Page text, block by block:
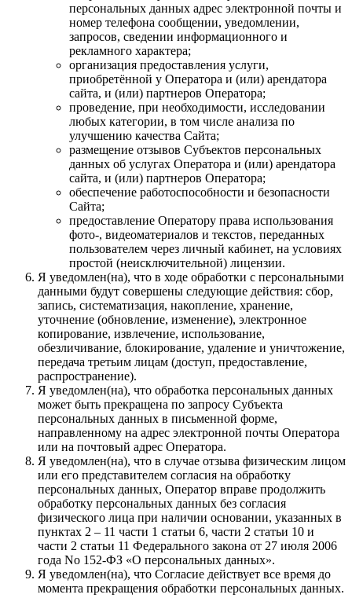
персональных данных адрес электронной почты и
номер телефона сообщении, уведомлении,
запросов, сведении информационного и
рекламного характера;
организация предоставления услуги,
приобретённой у Оператора и (или) арендатора
сайта, и (или) партнеров Оператора;
проведение, при необходимости, исследовании
любых категории, в том числе анализа по
улучшению качества Сайта;
размещение отзывов Субъектов персональных
данных об услугах Оператора и (или) арендатора
сайта, и (или) партнеров Оператора;
обеспечение работоспособности и безопасности
Сайта;
предоставление Оператору права использования
фото-, видеоматериалов и текстов, переданных
пользователем через личный кабинет, на условиях
простой (неисключительной) лицензии.
Я уведомлен(на), что в ходе обработки с персональными
данными будут совершены следующие действия: сбор,
запись, систематизация, накопление, хранение,
уточнение (обновление, изменение), электронное
копирование, извлечение, использование,
обезличивание, блокирование, удаление и уничтожение,
передача третьим лицам (доступ, предоставление,
распространение).
Я уведомлен(на), что обработка персональных данных
может быть прекращена по запросу Субъекта
персональных данных в письменной форме,
направленному на адрес электронной почты Оператора
или на почтовый адрес Оператора.
Я уведомлен(на), что в случае отзыва физическим лицом
или его представителем согласия на обработку
персональных данных, Оператор вправе продолжить
обработку персональных данных без согласия
физического лица при наличии основании, указанных в
пунктах 2 – 11 части 1 статьи 6, части 2 статьи 10 и
части 2 статьи 11 Федерального закона от 27 июля 2006
года No 152-ФЗ «О персональных данных».
Я уведомлен(на), что Согласие действует все время до
момента прекращения обработки персональных данных.